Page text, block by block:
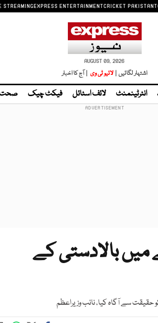
STREAMINGEXPRESS ENTERTAINMENTCRICKET PAKISTAN
AUGUST 09, 2026
اشتہار لگائیں | لائیو ٹی وی | آج کا اخبار
انٹرٹینمنٹ لائف اسٹائل فیکٹ چیک
بالادستی کے
حقیقت سے آگاہ کیا، نائب وزیراعظم